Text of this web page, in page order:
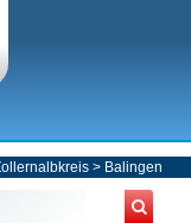
> Balingen